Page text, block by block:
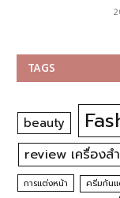
TAGS
beauty
review เครื่องส
การแต่งหน้า ครีมกัน